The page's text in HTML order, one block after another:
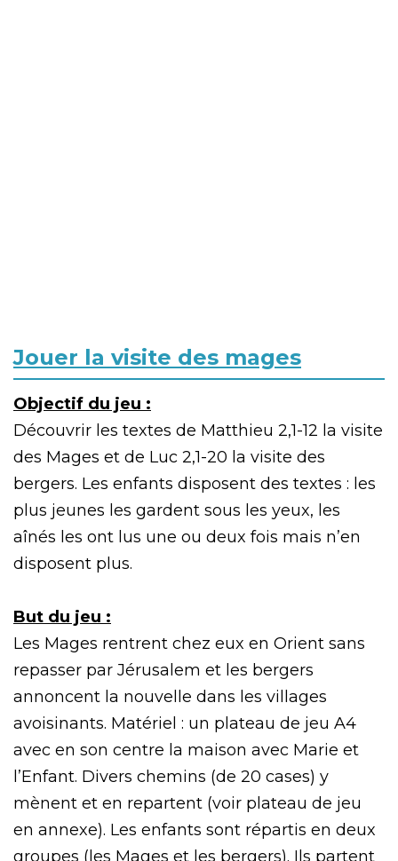
Jouer la visite des mages
Objectif du jeu :
Découvrir les textes de Matthieu 2,1-12 la visite
des Mages et de Luc 2,1-20 la visite des
bergers. Les enfants disposent des textes : les
plus jeunes les gardent sous les yeux, les
aînés les ont lus une ou deux fois mais n’en
disposent plus.
But du jeu :
Les Mages rentrent chez eux en Orient sans
repasser par Jérusalem et les bergers
annoncent la nouvelle dans les villages
avoisinants. Matériel : un plateau de jeu A4
avec en son centre la maison avec Marie et
l’Enfant. Divers chemins (de 20 cases) y
mènent et en repartent (voir plateau de jeu
en annexe). Les enfants sont répartis en deux
groupes (les Mages et les bergers). Ils partent